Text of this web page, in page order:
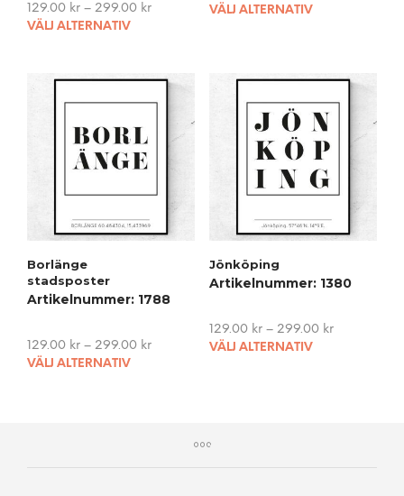
129.00 kr – 299.00 kr
VÄLJ ALTERNATIV
multiple
The
page
VÄLJ ALTERNATIV
Borlänge
stadsposter
Artikelnummer: 1788
129.00 kr – 299.00 kr
VÄLJ ALTERNATIV
Jönköping
Artikelnummer: 1380
129.00 kr– 299.00 kr
VÄLJ ALTERNATIV